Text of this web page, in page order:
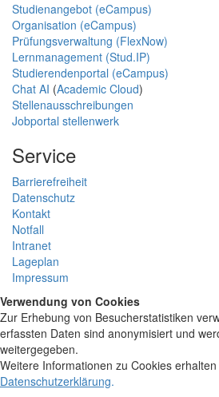
Studienangebot (eCampus)
Organisation (eCampus)
Prüfungsverwaltung (FlexNow)
Lernmanagement (Stud.IP)
Studierendenportal (eCampus)
Chat AI (Academic Cloud)
Stellenausschreibungen
Jobportal stellenwerk
Service
Barrierefreiheit
Datenschutz
Kontakt
Notfall
Intranet
Lageplan
Impressum
Verwendung von Cookies
Zur Erhebung von Besucherstatistiken
erfassten Daten sind anonymisiert und
weitergegeben.
Weitere Informationen zu Cookies
Datenschutzerklärung.